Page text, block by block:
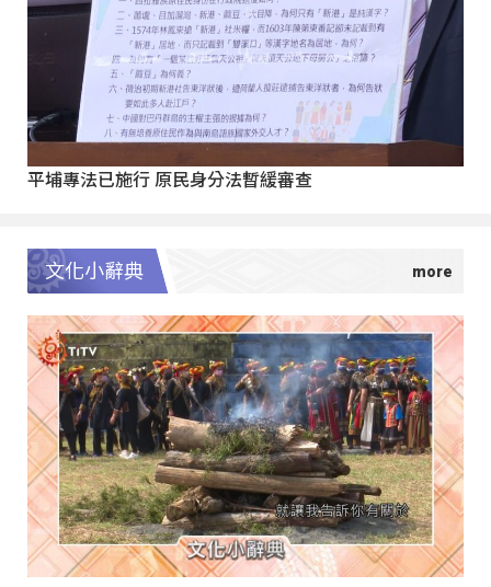
平埔專法已施行 原民身分法暫緩審查
文化小辭典